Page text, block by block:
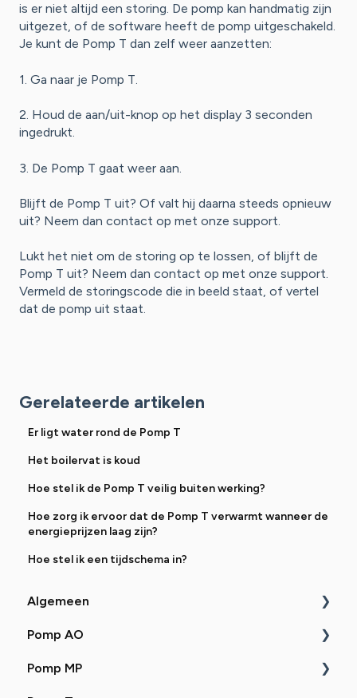
is er niet altijd een storing. De pomp kan handmatig zijn
uitgezet, of de software heeft de pomp uitgeschakeld.
Je kunt de Pomp T dan zelf weer aanzetten:
1. Ga naar je Pomp T.
2. Houd de aan/uit-knop op het display 3 seconden
ingedrukt.
3. De Pomp T gaat weer aan.
Blijft de Pomp T uit? Of valt hij daarna steeds opnieuw
uit? Neem dan contact op met onze support.
Lukt het niet om de storing op te lossen, of blijft de
Pomp T uit? Neem dan contact op met onze support.
Vermeld de storingscode die in beeld staat, of vertel
dat de pomp uit staat.
Gerelateerde artikelen
Er ligt water rond de Pomp T
Het boilervat is koud
Hoe stel ik de Pomp T veilig buiten werking?
Hoe zorg ik ervoor dat de Pomp T verwarmt wanneer de
energieprijzen laag zijn?
Hoe stel ik een tijdschema in?
Algemeen
Uitleg
Zelf doen
Pomp AO
Uitleg
Pomp MP